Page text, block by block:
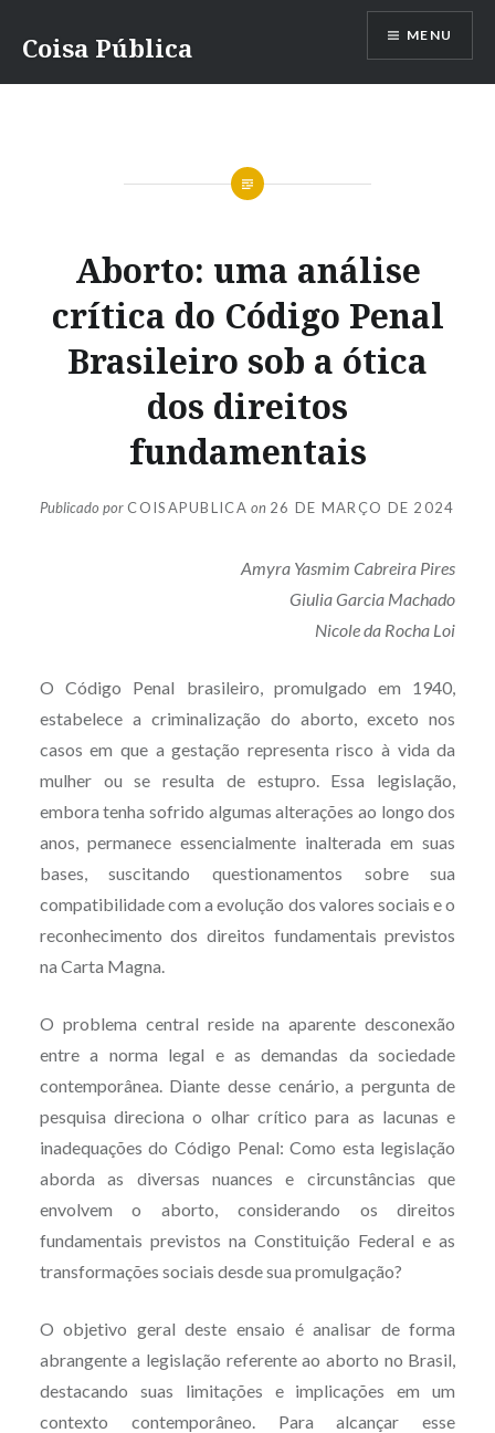
paraCoisa Pública MENU
Aborto: uma análise
crítica do Código Penal
Brasileiro sob a ótica
dos direitos
fundamentais
Publicado por COISAPUBLICA on 26 DE MARÇO DE 2024
Amyra Yasmim Cabreira Pires
Giulia Garcia Machado
Nicole da Rocha Loi
O Código Penal brasileiro, promulgado em 1940,
estabelece a criminalização do aborto, exceto nos
casos em que a gestação representa risco à vida da
mulher ou se resulta de estupro. Essa legislação,
embora tenha sofrido algumas alterações ao longo dos
anos, permanece essencialmente inalterada em suas
bases, suscitando questionamentos sobre sua
compatibilidade com a evolução dos valores sociais e o
reconhecimento dos direitos fundamentais previstos
na Carta Magna.
O problema central reside na aparente desconexão
entre a norma legal e as demandas da sociedade
contemporânea. Diante desse cenário, a pergunta de
pesquisa direciona o olhar crítico para as lacunas e
inadequações do Código Penal: Como esta legislação
aborda as diversas nuances e circunstâncias que
envolvem o aborto, considerando os direitos
fundamentais previstos na Constituição Federal e as
transformações sociais desde sua promulgação?
O objetivo geral deste ensaio é analisar de forma
abrangente a legislação referente ao aborto no Brasil,
destacando suas limitações e implicações em um
contexto contemporâneo. Para alcançar esse